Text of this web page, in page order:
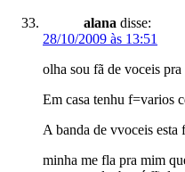
alana disse:
28/10/2009 às 13:51
olha sou fã de voceis
Em casa tenhu f=varios
A banda de vvoceis
minha me fla pra mim